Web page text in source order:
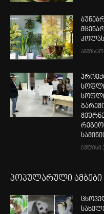
კოლას
აგვისტო
ივლისი
პოპულარული ამბები